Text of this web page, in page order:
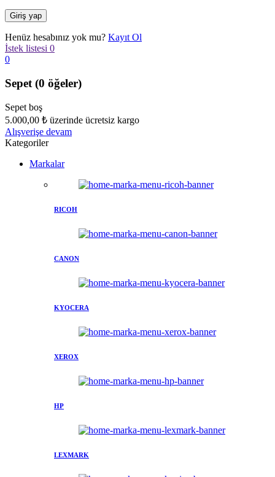
Henüz hesabınız yok mu? Kayıt Ol
İstek listesi 0
0
Sepet (0 öğeler)
Sepet boş
5.000,00 ₺ üzerinde ücretsiz kargo
Alışverişe devam
Kategoriler
Markalar
RICOH
CANON
KYOCERA
XEROX
HP
LEXMARK